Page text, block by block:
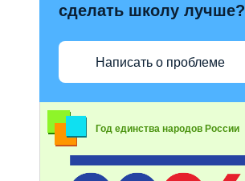
сделать школу лучше?
Написать о проблеме
Год единства народов России